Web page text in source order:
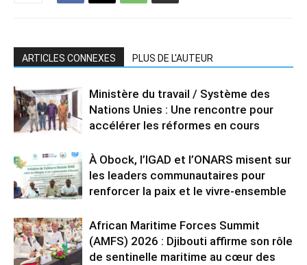
ARTICLES CONNEXES PLUS DE L'AUTEUR
Ministère du travail / Système des
Nations Unies : Une rencontre pour
accélérer les réformes en cours
À Obock, l’IGAD et l’ONARS misent sur
les leaders communautaires pour
renforcer la paix et le vivre-ensemble
African Maritime Forces Summit
(AMFS) 2026 : Djibouti affirme son rôle
de sentinelle maritime au cœur des